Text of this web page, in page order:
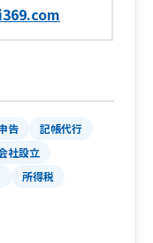
告
記帳代行
社設立
所得税